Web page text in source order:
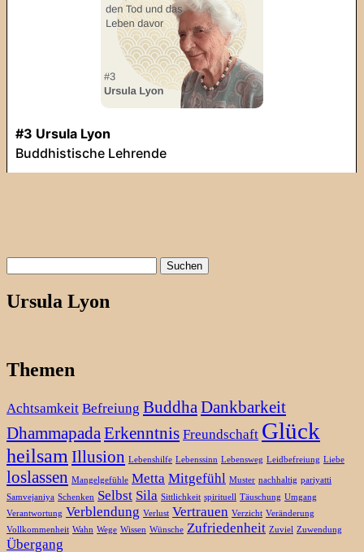
nach:
Ursula Lyon
Themen
Achtsamkeit Befreiung BuddhaDankbarkeit
DhammapadaErkenntnis Freundschaft Glück
heilsam Illusion Lebenshilfe Lebenssinn Lebensweg Leidbefreiung Liebe
loslassen Mangelgefühle Metta Mitgefühl Muster nachhaltig pariyatti
Samvejaniya Schenken Selbst Sila Sittlichkeit spirituell Täuschung Umgang
Verantwortung Verblendung Verlust Vertrauen Verzicht Veränderung
Vollkommenheit Wahn Wege Wissen Wünsche Zufriedenheit Zuviel Zuwendung
Übergang